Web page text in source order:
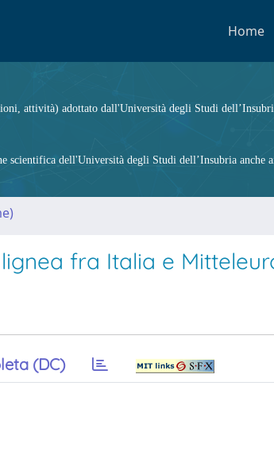
Home
attività) adottato dall'Università degli Studi
scientifica dell'Università degli Studi dell’Insubria anche
fra Italia e
(DC)